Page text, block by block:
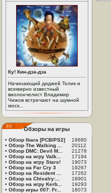
Ку! Кин-дза-дза
Начинающий диджей Толик и
всемирно известный
виолончелист Владимир
Чижов встречают на шумной
моск...
Обзоры на игры
• Обзор Ibara [PCB/PS2]
19680
• Обзор The Walking ...
20112
• Обзор DMC: Devil M...
21278
• Обзор на игру Valk...
17194
• Обзор на игру Stars!
19073
• Обзор на Far Cry 3
19267
• Обзор на Resident ...
17262
• Обзор на Chivalry:...
18901
• Обзор на игру Kerb...
19293
• Обзор игры 007: Fr... 18073